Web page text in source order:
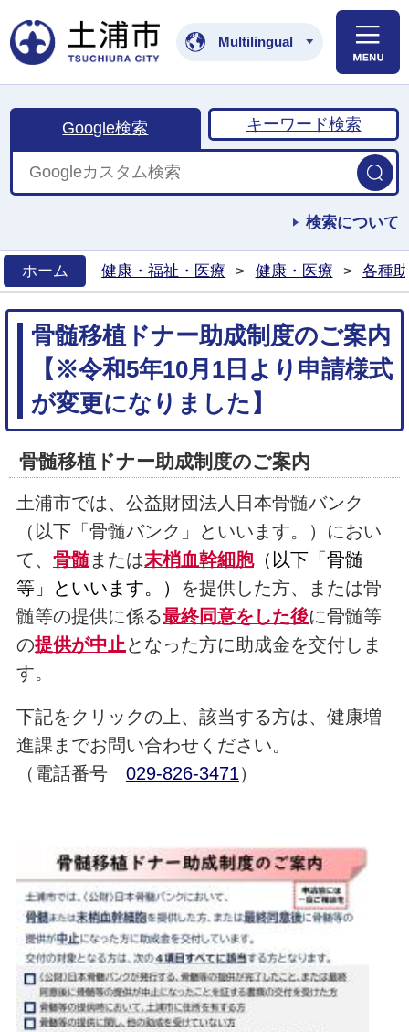
土浦市公式ホームペ
Multilingual
Google検索 キーワード検索
検索について
ホーム
健康・福祉・医療 > 健康・医療 > 各種
骨髄移植ドナー助成制度のご案内
【※令和5年10月1日より申請様式
が変更になりました】
骨髄移植ドナー助成制度のご案内
土浦市では、公益財団法人日本骨髄バンク
（以下「骨髄バンク」といいます。）におい
て、 骨髄 または末梢血幹細胞（以下「骨髄
等」といいます。） を提供した方、または骨
髄等の提供に係る最終同意をした後に骨髄等
の提供が中止となった方に助成金を交付しま
す。
下記をクリックの上、該当する方は、健康増
進課までお問い合わせください。
（電話番号 029-826-3471）